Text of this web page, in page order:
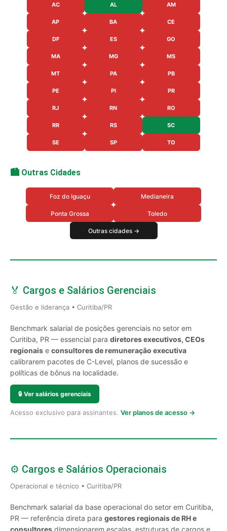
AC AL AM
AP BA CE
DF ES GO
MA MG MS
MT PA PB
PE PI PR
RJ RN RO
RR RS SC
SE SP TO
🏙️ Outras Cidades
Foz do Iguaçu Medianeira
Ponta Grossa Toledo
Outras cidades →
🏅 Cargos e Salários Gerenciais
Gestão e liderança • Curitiba/PR
Benchmark salarial de posições gerenciais no setor em
Curitiba, PR — essencial para diretores executivos, CEOs
regionais e consultores de remuneração executiva
calibrarem pacotes de C-Level, planos de sucessão e
políticas de bônus na localidade.
🔒 Ver salários gerenciais
Acesso exclusivo para assinantes. Ver planos de acesso →
⚙️ Cargos e Salários Operacionais
Operacional e técnico • Curitiba/PR
Benchmark salarial da base operacional do setor em Curitiba,
PR — referência direta para gestores regionais de RH e
consultores dimensionarem escalas, estruturas de cargos e